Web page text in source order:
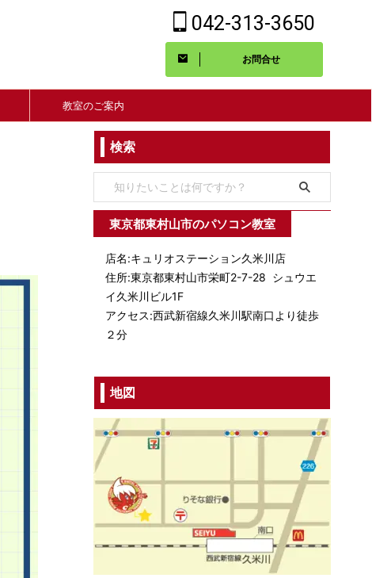
042-313-3650
お問合せ
教室のご案内
検索
東京都東村山市のパソコン教室
店名:キュリオステーション久米川店
住所:東京都東村山市栄町2-7-28 シュウエ
イ久米川ビル1F
アクセス:西武新宿線久米川駅南口より徒歩
２分
地図